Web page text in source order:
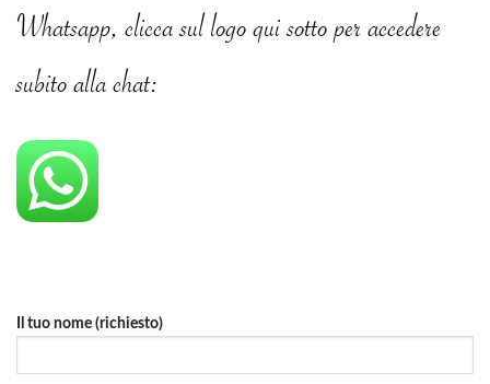
Whatsapp, clicca sul logo qui sotto per accedere
subito alla chat:
Il tuo nome (richiesto)